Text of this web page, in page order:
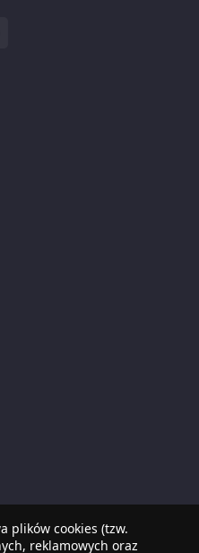
plików cookies (tzw.
reklamowych oraz